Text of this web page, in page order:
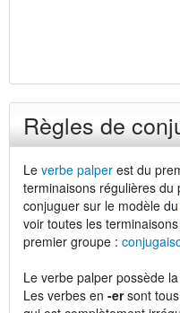
Règles de
Le verbe palper est du
terminaisons régulières
conjuguer sur le modèle du
voir toutes les
premier groupe :
Le verbe palper possède
Les verbes en -ersont